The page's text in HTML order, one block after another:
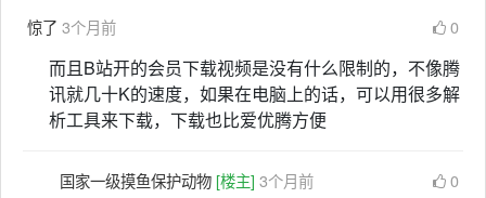
惊了 3个月前 0
而且B站开的会员下载视频是没有什么限制的，不像腾
讯就几十K的速度，如果在电脑上的话，可以用很多解
析工具来下载，下载也比爱优腾方便
国家一级摸鱼保护动物 [楼主] 3个月前 0